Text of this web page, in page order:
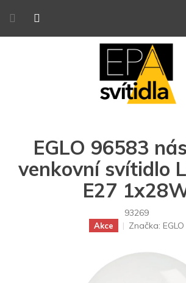
EGLO 96583
venkovní svítidlo
E27
93269
Akce Značka: EGLO